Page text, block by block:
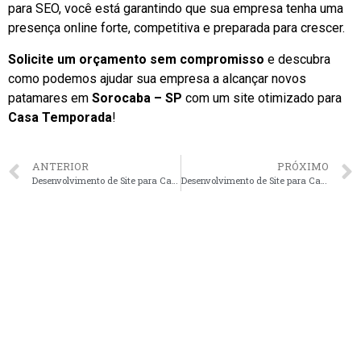
para SEO, você está garantindo que sua empresa tenha uma
presença online forte, competitiva e preparada para crescer.
Solicite um orçamento sem compromisso e descubra
como podemos ajudar sua empresa a alcançar novos
patamares em Sorocaba – SP com um site otimizado para
Casa Temporada!
ANTERIOR
Desenvolvimento de Site para Casa Temporada em São José dos Campos – SP faça seu orçamento
PRÓXIMO
Desenvolvimento de Site para Casa Temporada em Ribeirão Preto – SP faça seu orçamento